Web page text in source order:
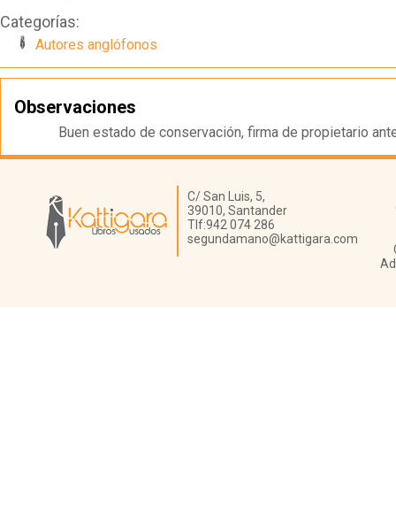
Categorías:
Autores anglófonos
Observaciones
Buen estado de conservación, firma de propietario
Librería Kattigara
C/ San Luis, 5,
39010, Santander
Tlf:942 074 286
segundamano@kattigara.com